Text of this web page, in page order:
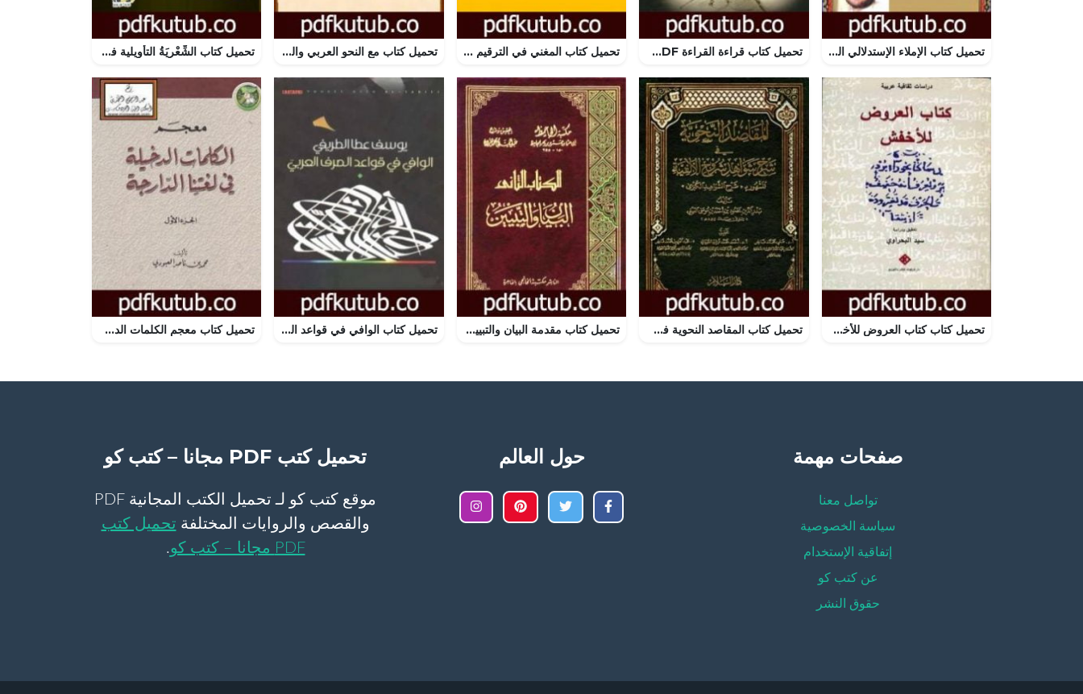
تحميل كتاب الإملاء الإستدلالي المقارن PDF تأليف شمخي جابر فاضل مجانا [كامل] تحميل كتاب قراءة القراءة PDF تأليف فهد الحمود مجانا [كامل] تحميل كتاب المغني في الترقيم والتنقيط الاملائي PDF تأليف شمخي جابر فاضل مجانا [كامل] تحميل كتاب مع النحو العربي والنحاة PDF تأليف شمخي جابر فاضل مجانا [كامل] تحميل كتاب الشِّعْريَةُ التأويلية في اللحظة الشعّرية PDF تأليف أسامة غانم مجانا [كامل]
تحميل كتاب كتاب العروض للأخفش PDF تأليف سيد البحراوي مجانا [كامل] تحميل كتاب المقاصد النحوية في شرح شواهد شروح الألفية المشهور بشرح الشواهد الكبرى PDF تأليف بدر الدين العيني مجانا [كامل] تحميل كتاب مقدمة البيان والتبيين PDF تأليف عمرو بن بحر الجاحظ مجانا [كامل] تحميل كتاب الوافي في قواعد الصرف العربي PDF تأليف يوسف عطا الطريفي مجانا [كامل] تحميل كتاب معجم الكلمات الدخيلة في لغتنا الدارجة PDF تأليف محمد بن ناصر العبودي مجانا [كامل]
صفحات مهمة
تواصل معنا
سياسة الخصوصية
إتفاقية الإستخدام
عن كتب كو
حقوق النشر
حول العالم تحميل كتب PDF مجانا – كتب كو
موقع كتب كو لـ تحميل الكتب المجانية PDF
والقصص والروايات المختلفة تحميل كتب
PDF مجانا – كتب كو
.